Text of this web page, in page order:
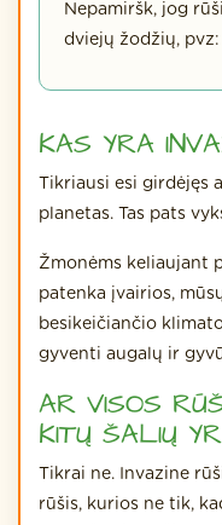
Nepamiršk, jog
dviejų žodžių,
KAS YRA
Tikriausi esi girdėjęs
planetas. Tas pats
Žmonėms keliaujant
patenka įvairios,
besikeičiančio
gyventi augalų ir
AR VISOS
KITŲ ŠALIŲ
Tikrai ne. Invazine
rūšis, kurios ne tik,